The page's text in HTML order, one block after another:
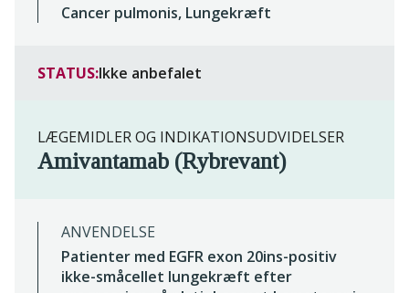
Cancer pulmonis, Lungekræft
STATUS:Ikke anbefalet
LÆGEMIDLER OG INDIKATIONSUDVIDELSER
Amivantamab (Rybrevant)
ANVENDELSE
Patienter med EGFR exon 20ins-positiv
ikke-småcellet lungekræft efter